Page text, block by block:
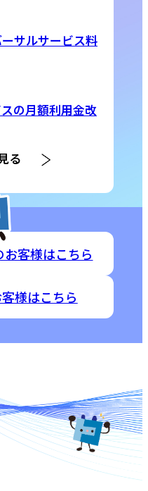
サルサービス料
の月額利用金改
る
客様はこちら
様はこちら